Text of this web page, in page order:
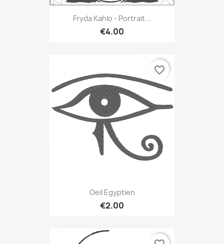
Fryda Kahlo - Portrait...
€4.00
Oeil Egyptien
€2.00
favorite_border